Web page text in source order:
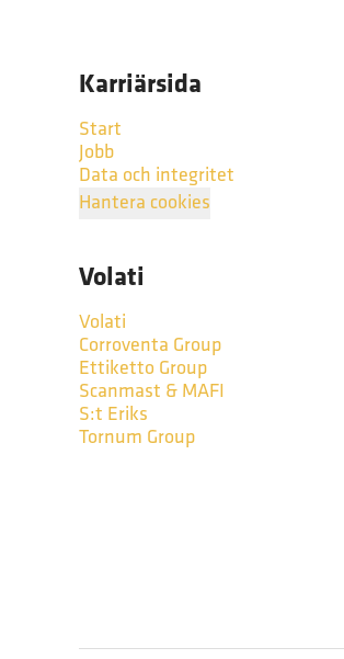
Karriärsida
Start
Jobb
Data och integritet
Hantera cookies
Volati
Volati
Corroventa Group
Ettiketto Group
Scanmast & MAFI
S:t Eriks
Tornum Group